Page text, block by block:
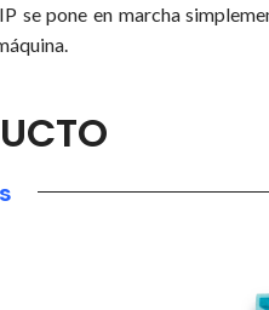
se pone en marcha